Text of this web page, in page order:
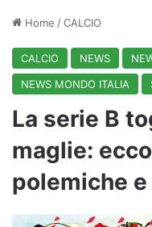
Home /CALCIO
CALCIO NEWS
NEWS MONDO ITALIA
La serie B
maglie:
polemiche